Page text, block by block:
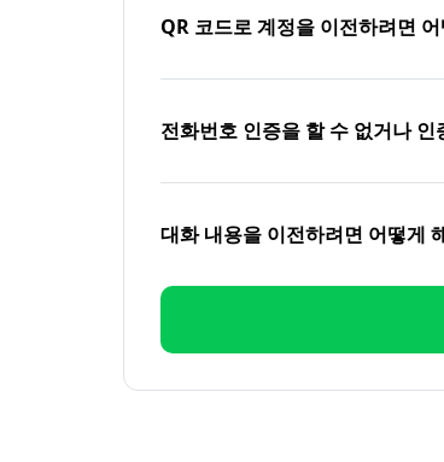
QR 코드로 계정을 이전하려면
전화번호 인증을 할 수 없거나
대화 내용을 이전하려면 어떻게